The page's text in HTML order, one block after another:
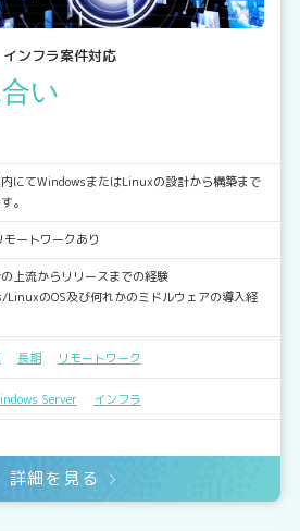
ンフラ案件対応
い
にてWindowsまたはLinuxの設計から構築まで
。
ートワークあり
の上流からリリースまでの経験
LinuxのOS及び何れかのミドルウェアの導入経
長期 リモートワーク
Server インフラ
詳細を見る